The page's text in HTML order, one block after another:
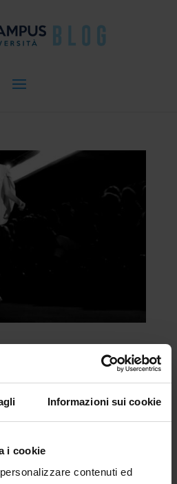
Informazioni sui cookie
i cookie
contenuti ed
si occupano di moda
Mag 19, 2025|
i podcast che
ne abbiamo